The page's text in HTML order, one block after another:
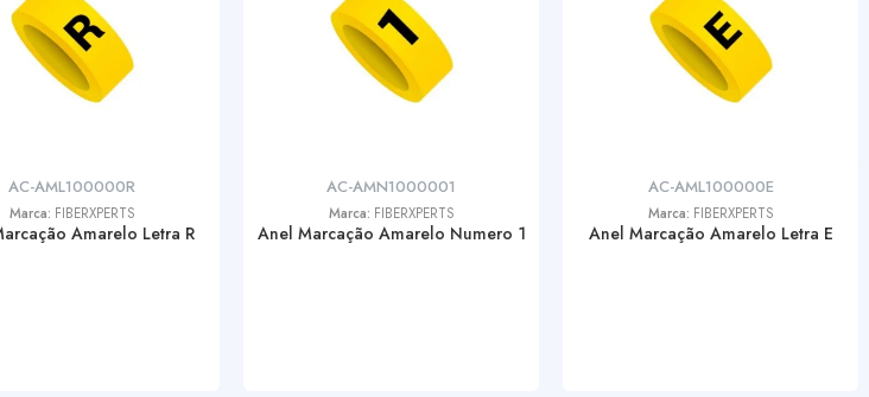
AC-AML100000R
Marca: FIBERXPERTS
Amarelo Letra R
AC-AMN1000001
Marca: FIBERXPERTS
Anel Marcação Amarelo Numero 1
AC-AML100000E
Marca: FIBERXPERTS
Anel Marcação Amarelo Letra E